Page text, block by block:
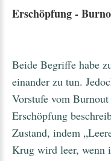
Erschöpfung -
Beide Begriffe habe
einander zu tun.
Vorstufe vom Burnout
Erschöpfung
Zustand, indem
Krug wird leer, wenn